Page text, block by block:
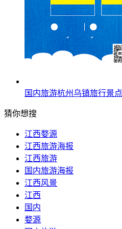
国内旅游杭州乌镇旅行景
猜你想搜
江西婺源
江西旅游海报
江西旅游
国内旅游海报
江西风景
江西
国内
婺源